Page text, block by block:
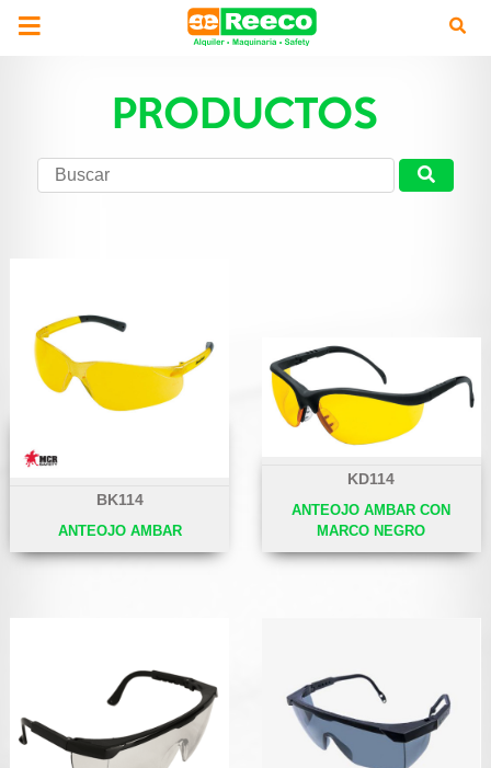
PRODUCTOS
BK114
ANTEOJO AMBAR
KD114
ANTEOJO AMBAR CON
MARCO NEGRO